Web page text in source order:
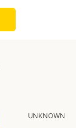
UNKNOWN